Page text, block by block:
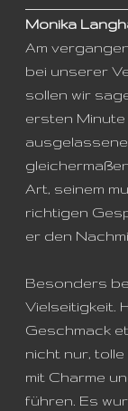
Monika
Am
bei unserer
sollen wir
ersten
Art, seinem
richtigen
er den
Besonders
Vielseitigkeit.
Geschmack
nicht nur,
mit Charme
führen. Es